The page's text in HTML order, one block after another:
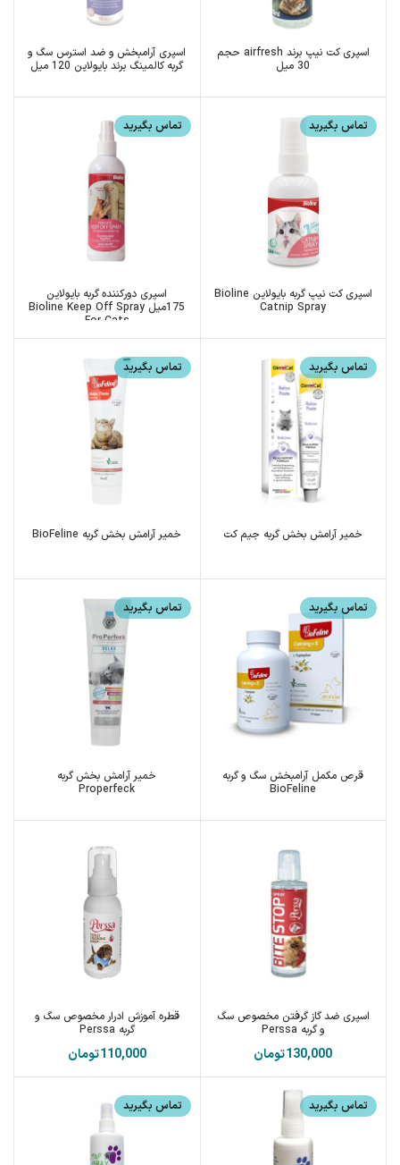
اسپری کت نیپ برند airfresh حجم
30 میل
اسپری آرامبخش و ضد استرس سگ و
گربه کالمینگ برند بایولاین 120 میل
تماس بگیرید
اسپری کت نیپ گربه بایولاین Bioline
Catnip Spray
تماس بگیرید
اسپری دورکننده گربه بایولاین
175میل Bioline Keep Off Spray
For Cats
تماس بگیرید
خمیر آرامش بخش گربه جیم کت
تماس بگیرید
خمیر آرامش بخش گربه BioFeline
تماس بگیرید
قرص مکمل آرامبخش سگ و گربه
BioFeline
تماس بگیرید
خمیر آرامش بخش گربه
Properfeck
اسپری ضد گاز گرفتن مخصوص سگ
و گربه Perssa
تومان
قطره آموزش ادرار مخصوص سگ و
گربه Perssa
تومان
تماس بگیرید تماس بگیرید